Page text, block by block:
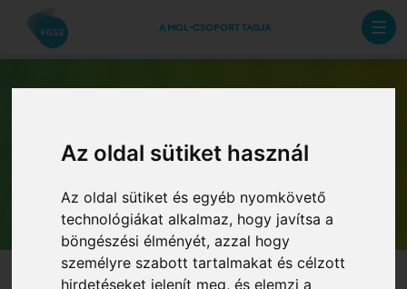
Az oldal sütiket használ
Az oldal sütiket és egyéb nyomkövető
technológiákat alkalmaz, hogy javítsa a
böngészési élményét, azzal hogy
személyre szabott tartalmakat és célzott
hirdetéseket jelenít meg, és elemzi a
A MOL-CSOPORT TAGJA